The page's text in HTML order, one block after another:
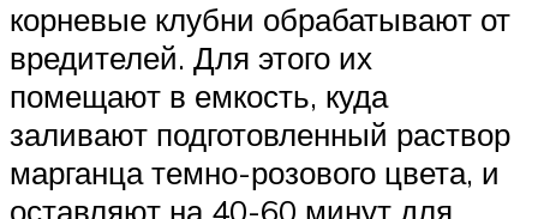
корневые клубни обрабатывают от
вредителей. Для этого их
помещают в емкость, куда
заливают подготовленный раствор
марганца темно-розового цвета, и
оставляют на 40-60 минут для